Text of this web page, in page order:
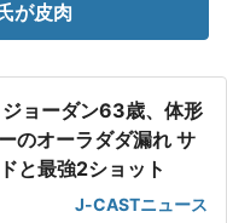
が皮肉
ョーダン63歳、体形
のオーラダダ漏れ サ
と最強2ショット
J-CASTニュース